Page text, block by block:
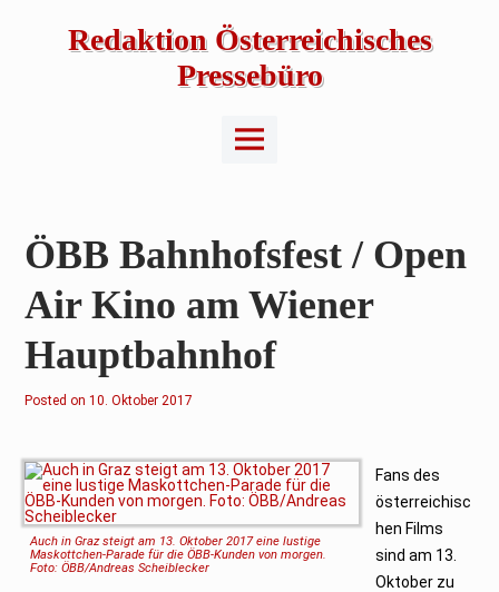
Redaktion Österreichisches
Pressebüro
Main
Menu
ÖBB Bahnhofsfest / Open
Air Kino am Wiener
Hauptbahnhof
Posted on2
b
r
u
a
r
2
0
2
3
10. Oktober 2017
Auch in Graz steigt am 13. Oktober 2017 eine lustige
Maskottchen-Parade für die ÖBB-Kunden von morgen.
Foto: ÖBB/Andreas Scheiblecker
Fans des
österreichisc
hen Films
sind am 13.
Oktober zu